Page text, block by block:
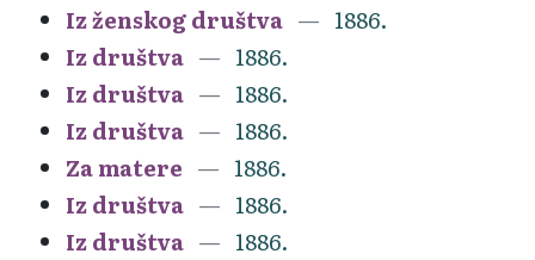
Iz ženskog društva
1886.
Iz društva
1886.
Iz društva
1886.
Iz društva
1886.
Za matere
1886.
Iz društva
1886.
Iz društva
1886.